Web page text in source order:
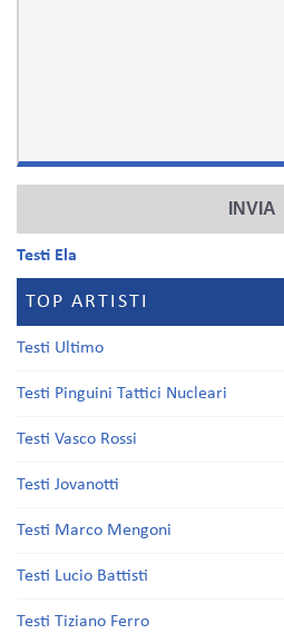
Testi Ela
TOP ARTISTI
Testi Ultimo
Testi Pinguini Tattici Nucleari
Testi Vasco Rossi
Testi Jovanotti
Testi Marco Mengoni
Testi Lucio Battisti
Testi Tiziano Ferro